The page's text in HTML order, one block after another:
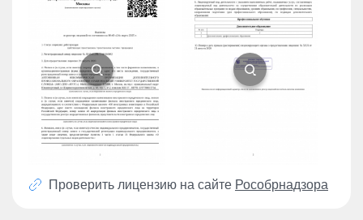
Проверить лицензию на сайте Рособрнадзора